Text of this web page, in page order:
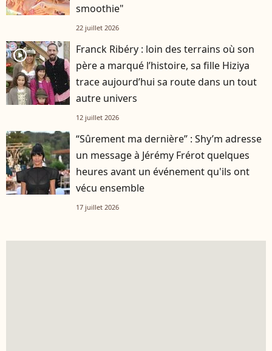
smoothie"
22 juillet 2026
player2
Franck Ribéry : loin des terrains où son
père a marqué l’histoire, sa fille Hiziya
trace aujourd’hui sa route dans un tout
autre univers
12 juillet 2026
“Sûrement ma dernière” : Shy’m adresse
un message à Jérémy Frérot quelques
heures avant un événement qu'ils ont
vécu ensemble
17 juillet 2026